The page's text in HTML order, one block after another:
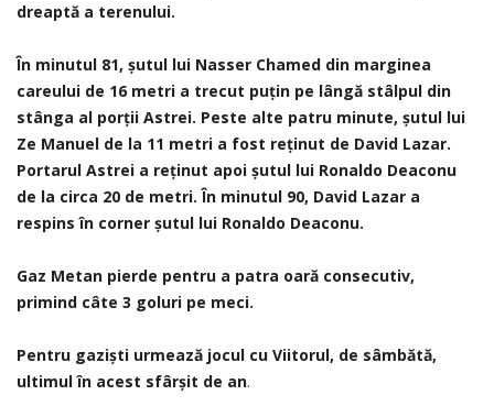
dreaptă a terenului.
În minutul 81, șutul lui Nasser Chamed din marginea
careului de 16 metri a trecut puțin pe lângă stâlpul din
stânga al porții Astrei. Peste alte patru minute, șutul lui
Ze Manuel de la 11 metri a fost reținut de David Lazar.
Portarul Astrei a reținut apoi șutul lui Ronaldo Deaconu
de la circa 20 de metri. În minutul 90, David Lazar a
respins în corner șutul lui Ronaldo Deaconu.
Gaz Metan pierde pentru a patra oară consecutiv,
primind câte 3 goluri pe meci.
Pentru gaziști urmează jocul cu Viitorul, de sâmbătă,
ultimul în acest sfârșit de an.